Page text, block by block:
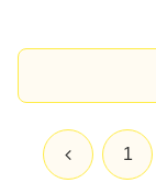
前 1